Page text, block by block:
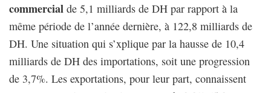
commercial de 5,1 milliards de DH par rapport à la
même période de l’année dernière, à 122,8 milliards de
DH. Une situation qui s’xplique par la hausse de 10,4
milliards de DH des importations, soit une progression
de 3,7%. Les exportations, pour leur part, connaissent